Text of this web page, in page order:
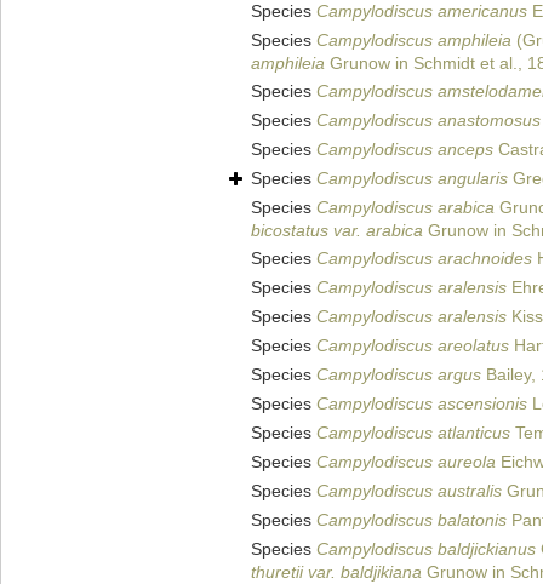
Species Campylodiscus americanus
Species Campylodiscus amphileia
amphileia Grunow in Schmidt et al.,
Species Campylodiscus
Species Campylodiscus anastomosus
Species Campylodiscus anceps
Species Campylodiscus angularis
Species Campylodiscus arabica
bicostatus var. arabica Grunow in
Species Campylodiscus arachnoides
Species Campylodiscus aralensis
Species Campylodiscus aralensis
Species Campylodiscus areolatus
Species Campylodiscus argus Bailey,
Species Campylodiscus ascensionis
Species Campylodiscus atlanticus
Species Campylodiscus aureola
Species Campylodiscus australis
Species Campylodiscus balatonis
Species Campylodiscus baldjickianus
thuretii var. baldjikiana Grunow in